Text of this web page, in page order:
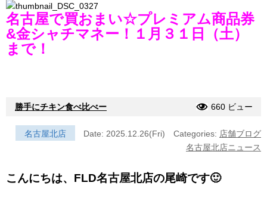
名古屋で買おまい☆プレミアム商品券
&金シャチマネー！１月３１日（土）
まで！
勝手にチキン食べ比べー 660 ビュー
名古屋北店 Date: 2025.12.26(Fri) Categories: 店舗ブログ
名古屋北店ニュース
こんにちは、FLD名古屋北店の尾崎です🙂